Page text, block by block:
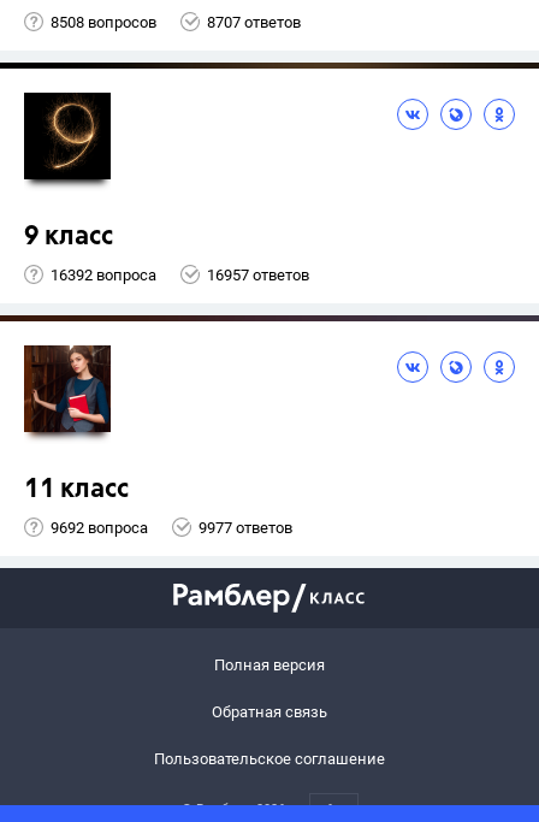
8508 вопросов 8707 ответов
9 класс
16392 вопроса 16957 ответов
11 класс
9692 вопроса 9977 ответов
Полная версия
Обратная связь
Пользовательское соглашение
© Рамблер,2026 6+